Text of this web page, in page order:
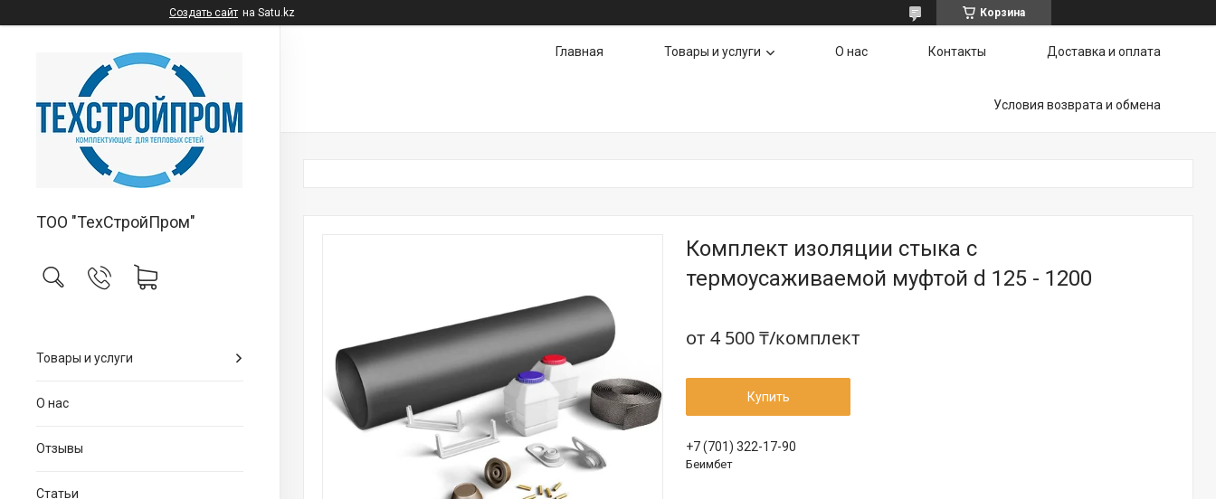
Создать сайт на Satu.kz Корзина
ТОО "ТехСтройПром"
Товары и услуги
О нас
Отзывы
Статьи
Главная Товары и услуги О нас Контакты Доставка и оплата
Условия возврата и обмена
Комплект изоляции стыка с
термоусаживаемой муфтой d 125 - 1200
от 4 500 ₸/комплект
Купить
+7 (701) 322-17-90
Беимбет